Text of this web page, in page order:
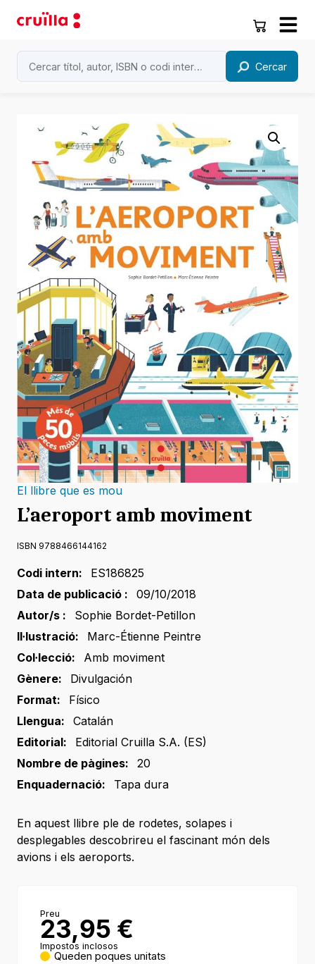
Cercar
El llibre que es mou
L’aeroport amb moviment
ISBN 9788466144162
Codi intern:
ES186825
Data de publicació :
09/10/2018
Autor/s :
Sophie Bordet-Petillon
Il·lustració:
Marc-Étienne Peintre
Col·lecció:
Amb moviment
Gènere:
Divulgación
Format:
Físico
Llengua:
Catalán
Editorial:
Editorial Cruilla S.A. (ES)
Nombre de pàgines:
20
Enquadernació:
Tapa dura
En aquest llibre ple de rodetes, solapes i
desplegables descobrireu el fascinant món dels
avions i els aeroports.
Preu
23,95 €
Impostos inclosos
Queden poques unitats